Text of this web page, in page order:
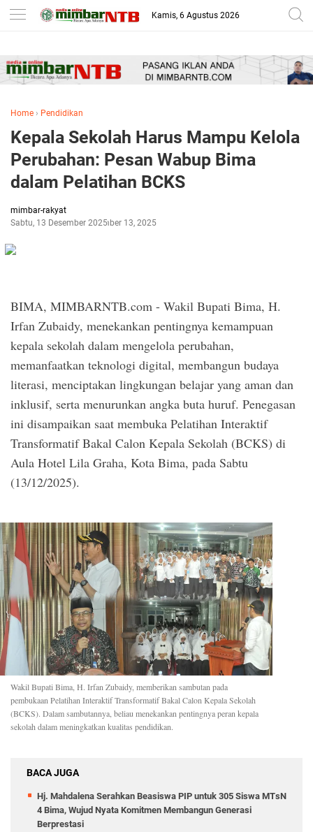
-->
Kamis, 6 Agustus 2026
Home › Pendidikan
Kepala Sekolah Harus Mampu Kelola
Perubahan: Pesan Wabup Bima
dalam Pelatihan BCKS
mimbar-rakyat
Sabtu, 13 Desember 2025Desember 13, 2025
BIMA, MIMBARNTB.com - Wakil Bupati Bima, H.
Irfan Zubaidy, menekankan pentingnya kemampuan
kepala sekolah dalam mengelola perubahan,
memanfaatkan teknologi digital, membangun budaya
literasi, menciptakan lingkungan belajar yang aman dan
inklusif, serta menurunkan angka buta huruf. Penegasan
ini disampaikan saat membuka Pelatihan Interaktif
Transformatif Bakal Calon Kepala Sekolah (BCKS) di
Aula Hotel Lila Graha, Kota Bima, pada Sabtu
(13/12/2025).
Wakil Bupati Bima, H. Irfan Zubaidy, memberikan sambutan pada
pembukaan Pelatihan Interaktif Transformatif Bakal Calon Kepala Sekolah
(BCKS). Dalam sambutannya, beliau menekankan pentingnya peran kepala
sekolah dalam meningkatkan kualitas pendidikan.
BACA JUGA
Hj. Mahdalena Serahkan Beasiswa PIP untuk 305 Siswa MTsN
4 Bima, Wujud Nyata Komitmen Membangun Generasi
Berprestasi